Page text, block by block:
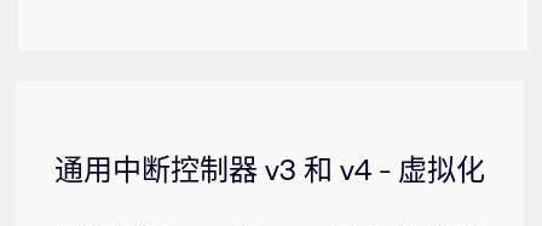
通用中断控制器 v3 和 v4 - 虚拟化